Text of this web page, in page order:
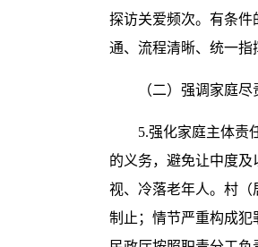
探访关爱频次。有条
通、流程清晰、统一指
（二）强调家庭
5.强化家庭主体责
的义务，避免让中度
视、冷落老年人。村（
制止；情节严重构成